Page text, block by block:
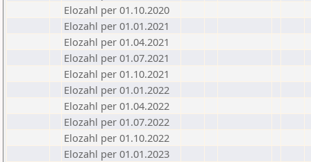
Elozahl per 01.10.2020
Elozahl per 01.01.2021
Elozahl per 01.04.2021
Elozahl per 01.07.2021
Elozahl per 01.10.2021
Elozahl per 01.01.2022
Elozahl per 01.04.2022
Elozahl per 01.07.2022
Elozahl per 01.10.2022
Elozahl per 01.01.2023